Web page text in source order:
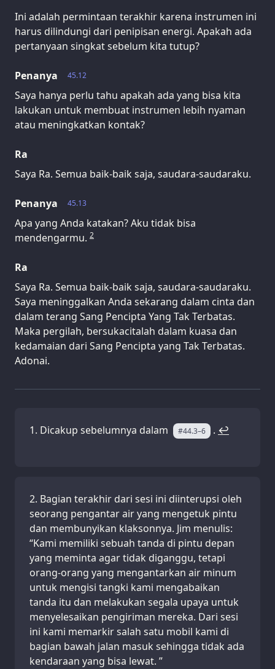
Ini adalah permintaan terakhir karena instrumen ini
harus dilindungi dari penipisan energi. Apakah ada
pertanyaan singkat sebelum kita tutup?
45.12
Penanya
Saya hanya perlu tahu apakah ada yang bisa kita
lakukan untuk membuat instrumen lebih nyaman
atau meningkatkan kontak?
Ra
Saya Ra. Semua baik-baik saja, saudara-saudaraku.
45.13
Penanya
Apa yang Anda katakan? Aku tidak bisa
mendengarmu. 2
Ra
Saya Ra. Semua baik-baik saja, saudara-saudaraku.
Saya meninggalkan Anda sekarang dalam cinta dan
dalam terang Sang Pencipta Yang Tak Terbatas.
Maka pergilah, bersukacitalah dalam kuasa dan
kedamaian dari Sang Pencipta yang Tak Terbatas.
Adonai.
Dicakup sebelumnya dalam #44.3–6 . ↩
Bagian terakhir dari sesi ini diinterupsi oleh
seorang pengantar air yang mengetuk pintu
dan membunyikan klaksonnya. Jim menulis:
“Kami memiliki sebuah tanda di pintu depan
yang meminta agar tidak diganggu, tetapi
orang-orang yang mengantarkan air minum
untuk mengisi tangki kami mengabaikan
tanda itu dan melakukan segala upaya untuk
menyelesaikan pengiriman mereka. Dari sesi
ini kami memarkir salah satu mobil kami di
bagian bawah jalan masuk sehingga tidak ada
kendaraan yang bisa lewat. ”